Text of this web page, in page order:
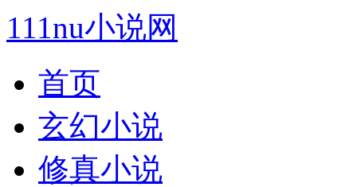
111nu小说网
首页
玄幻小说
修真小说